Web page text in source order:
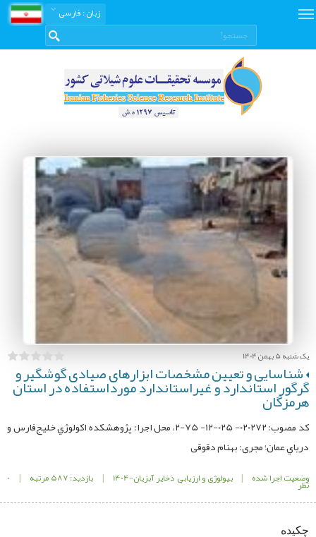
زبان: فارسی
یک شنبه 5 بهمن 1404
شناسایی و تعیین مشخصات ابزارهای صیادی گوشگیر و
گرگور استاندارد و غیراستاندارد مورداستفاده در استان
هرمزگان
کد مصوب: 020272- 025-12- 75-2، محل اجرا: پژوهشكده اكولوژي خلیج‌فارس و
درياي عمان؛ مجری: بهنام دقوقی
وضعیت اجرا شده | بیولوژی و ارزیابی ذخایر آبزیان-1404 | بازدید: 587 مرتبه |
0 نظر
چکیده